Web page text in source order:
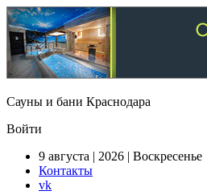
Сауны и бани Краснодара
Войти
9 августа | 2026 | Воскресенье
Контакты
vk